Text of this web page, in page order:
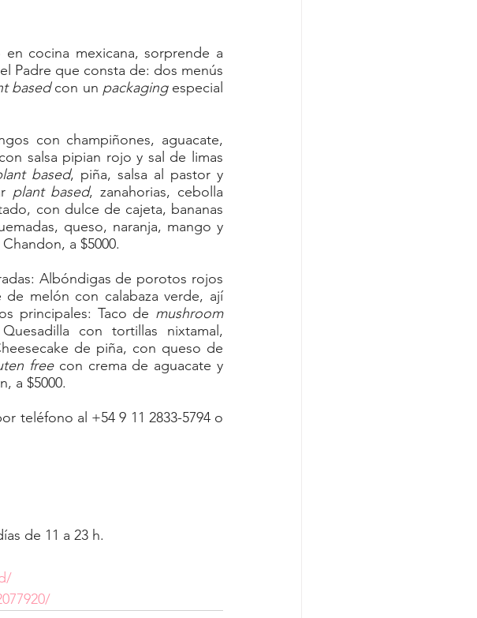
cocina mexicana, sorprende a
Padre que consta de: dos menús
based con un packaging especial
con champiñones, aguacate,
salsa pipian rojo y sal de limas
based, piña, salsa al pastor y
plant based, zanahorias, cebolla
con dulce de cajeta, bananas
queso, naranja, mango y
a $5000.
Albóndigas de porotos rojos
de melón con calabaza verde, ají
principales: Taco de mushroom
con tortillas nixtamal,
de piña, con queso de
free con crema de aguacate y
a $5000.
teléfono al +54 9 11 2833-5794 o
de 11 a 23 h.